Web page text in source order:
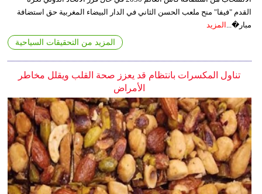
القدم "فيفا" منح ملعب الحسن الثاني في الدار البيضاء المغربية حق استضافة
مبار�...
المزيد
المزيد من التحقيقات السياحية
تناول المكسرات بانتظام قد يعزز صحة القلب ويقلل مخاطر
الأمراض